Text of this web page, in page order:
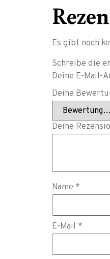
Es gibt noch
Schreibe die
Deine E-Mail-
Deine
Deine
Name *
E-Mail *